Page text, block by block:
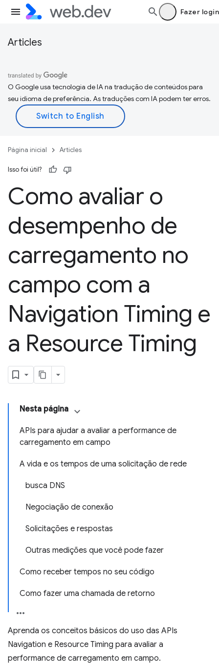
Fazer login
Articles
O Google usa tecnologia de IA na tradução de conteúdos para
seu idioma de preferência. As traduções com IA podem ter erros.
Página inicial Articles
Isso foi útil?
Como avaliar o
desempenho de
carregamento no
campo com a
Navigation Timing e
a Resource Timing
Nesta página
APIs para ajudar a avaliar a performance de
carregamento em campo
A vida e os tempos de uma solicitação de rede
busca DNS
Negociação de conexão
Solicitações e respostas
Outras medições que você pode fazer
Como receber tempos no seu código
Como fazer uma chamada de retorno
Aprenda os conceitos básicos do uso das APIs
Navigation e Resource Timing para avaliar a
performance de carregamento em campo.